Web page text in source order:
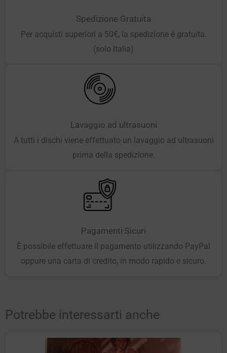
Spedizione Gratuita
Per acquisti superiori a 50€, la spedizione è gratuita.
(solo Italia)
Lavaggio ad ultrasuoni
A tutti i dischi viene effettuato un lavaggio ad ultrasuoni
prima della spedizione.
Pagamenti Sicuri
È possibile effettuare il pagamento utilizzando PayPal
oppure una carta di credito, in modo rapido e sicuro.
Potrebbe interessarti anche